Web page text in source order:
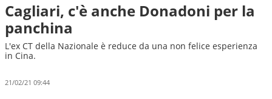
Cagliari, c'è anche Donadoni per la
panchina
L'ex CT della Nazionale è reduce da una non felice esperienza
in Cina.
21/02/21 09:44